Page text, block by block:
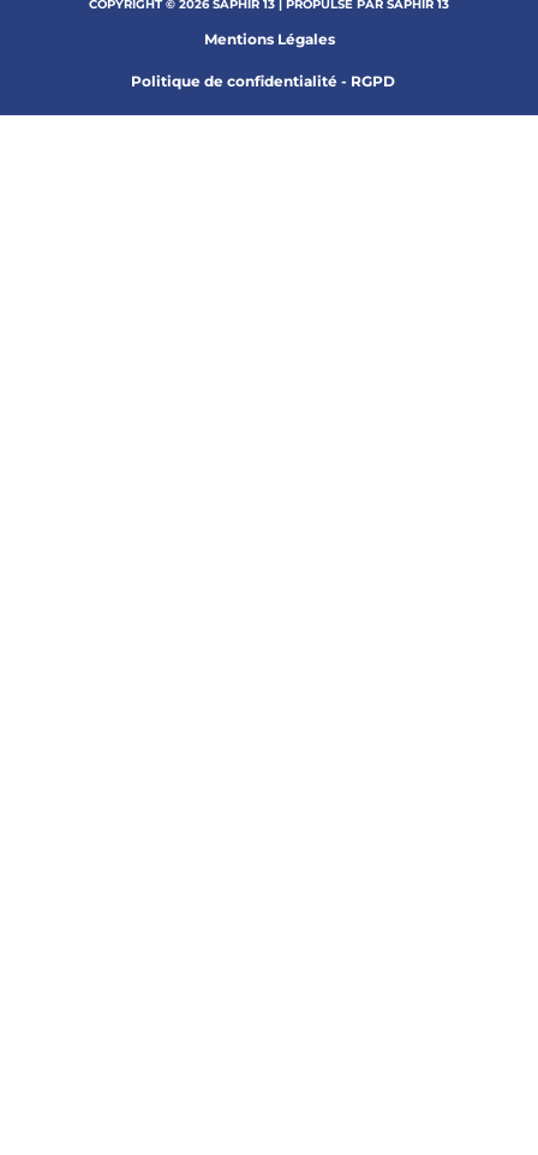
COPYRIGHT © 2026 SAPHIR 13 | PROPULSÉ PAR SAPHIR 13
Mentions Légales
Politique de confidentialité - RGPD